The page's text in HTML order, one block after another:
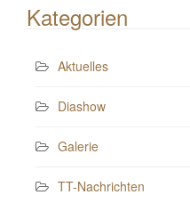
Kategorien
Aktuelles
Diashow
Galerie
TT-Nachrichten